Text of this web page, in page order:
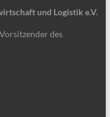
und Logistik e.V.
des